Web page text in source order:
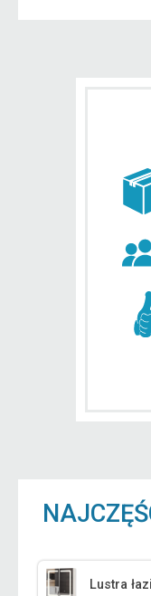
Lustra